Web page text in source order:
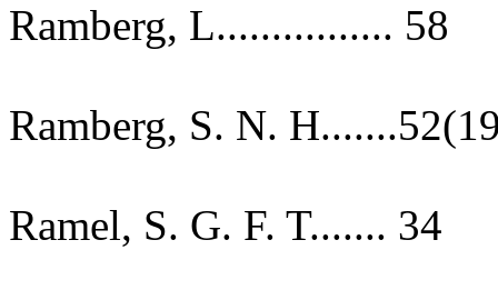
Ramberg, L................ 58
Ramberg, S. N.
Ramel, S. G. F. T....... 34